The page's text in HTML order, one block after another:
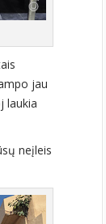
jau
laukia
neįleis